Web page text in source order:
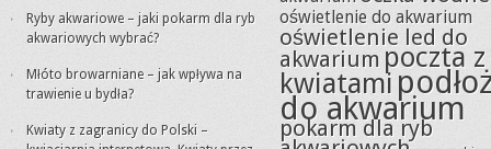
Ryby akwariowe – jaki pokarm dla ryb
akwariowych wybrać?
Młóto browarniane – jak wpływa na
trawienie u bydła?
Kwiaty z zagranicy do Polski –
oświetlenie do akwarium
oświetlenie led do
akwarium poczta z
kwiatami
do akwarium
pokarm dla ryb